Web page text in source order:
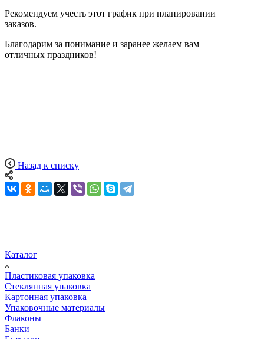
Рекомендуем учесть этот график при планировании
заказов.
Благодарим за понимание и заранее желаем вам
отличных праздников!
Назад к списку
Каталог
Пластиковая упаковка
Стеклянная упаковка
Картонная упаковка
Упаковочные материалы
Флаконы
Банки